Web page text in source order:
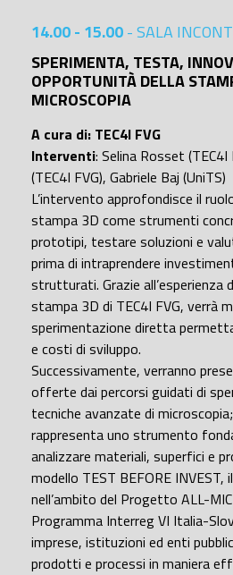
14.00 - 15.00- SALA
SPERIMENTA, TESTA,
OPPORTUNITÀ DELLA
MICROSCOPIA
A cura di: TEC4I FVG
Interventi: Selina Rosset (TEC4I
(TEC4I FVG), Gabriele Baj (UniTS)
L’intervento approfondisce il
stampa 3D come strumenti
prototipi, testare soluzioni e
prima di intraprendere
strutturati. Grazie all’esperienza
stampa 3D di TEC4I FVG, verrà
sperimentazione diretta
e costi di sviluppo.
Successivamente, verranno
offerte dai percorsi guidati di
tecniche avanzate di
rappresenta uno strumento
analizzare materiali, superfici e
modello TEST BEFORE
nell’ambito del Progetto ALL-
Programma Interreg VI Italia-
imprese, istituzioni ed enti
prodotti e processi in maniera